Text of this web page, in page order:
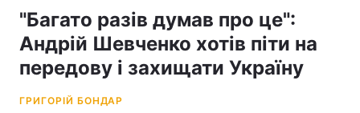
"Багато разів думав про це":
Андрій Шевченко хотів піти на
передову і захищати Україну
ГРИГОРІЙ БОНДАР